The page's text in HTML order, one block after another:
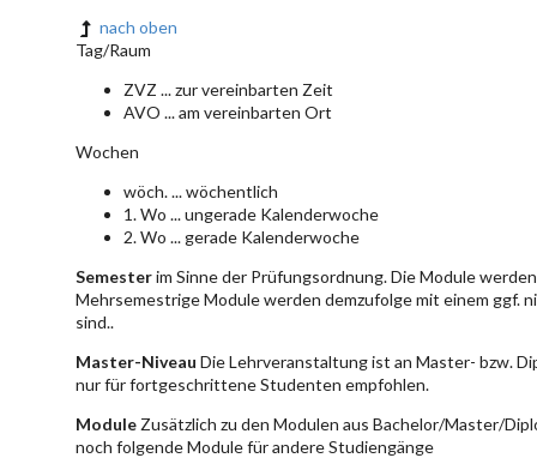
nach oben
Tag/Raum
ZVZ ... zur vereinbarten Zeit
AVO ... am vereinbarten Ort
Wochen
wöch. ... wöchentlich
1. Wo ... ungerade Kalenderwoche
2. Wo ... gerade Kalenderwoche
Semesterim Sinne der Prüfungsordnung. Die Module
Mehrsemestrige Module werden demzufolge mit einem ggf.
sind..
Master-Niveau Die Lehrveranstaltung ist an Master- bzw.
nur für fortgeschrittene Studenten empfohlen.
Module Zusätzlich zu den Modulen aus Bachelor/Master/
noch folgende Module für andere Studiengänge